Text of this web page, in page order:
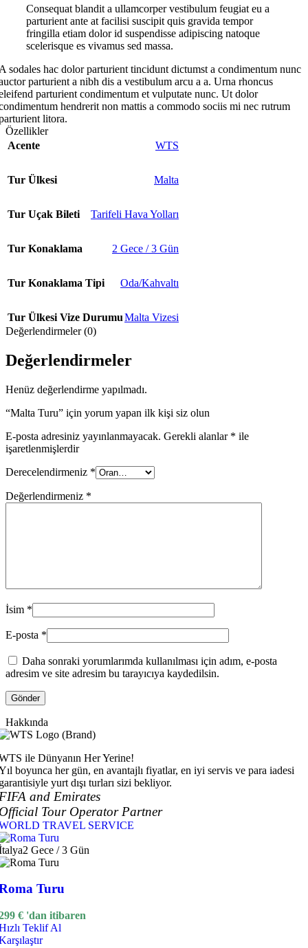
Consequat blandit a ullamcorper vestibulum feugiat eu a
parturient ante at facilisi suscipit quis gravida tempor
fringilla etiam dolor id suspendisse adipiscing natoque
scelerisque es vivamus sed massa.
sodales hac dolor parturient tincidunt dictumst a condimentum nunc
parturient a nibh dis a vestibulum arcu a a. Urna rhoncus
parturient condimentum et vulputate nunc. Ut dolor
hendrerit non mattis a commodo sociis mi nec rutrum
litora.
Özellikler
Acente
WTS
Tur Ülkesi Malta
Tur Uçak Bileti Tarifeli Hava Yolları
Tur Konaklama 2 Gece / 3 Gün
Tur Konaklama Tipi Oda/Kahvaltı
Tur Ülkesi Vize DurumuMalta Vizesi
Değerlendirmeler (0)
Değerlendirmeler
Henüz değerlendirme yapılmadı.
“Malta Turu” için yorum yapan ilk kişi siz olun
E-posta adresiniz yayınlanmayacak. Gerekli alanlar * ile
işaretlenmişlerdir
Derecelendirmeniz *
Değerlendirmeniz *
İsim *
E-posta *
Daha sonraki yorumlarımda kullanılması için adım, e-posta
adresim ve site adresim bu tarayıcıya kaydedilsin.
Hakkında
ile Dünyanın Her Yerine!
boyunca her gün, en avantajlı fiyatlar, en iyi servis ve para iadesi
yurt dışı turları sizi bekliyor.
and Emirates
Tour Operator Partner
TRAVEL SERVICE
2 Gece / 3 Gün
Turu
€ 'dan itibaren
Teklif Al